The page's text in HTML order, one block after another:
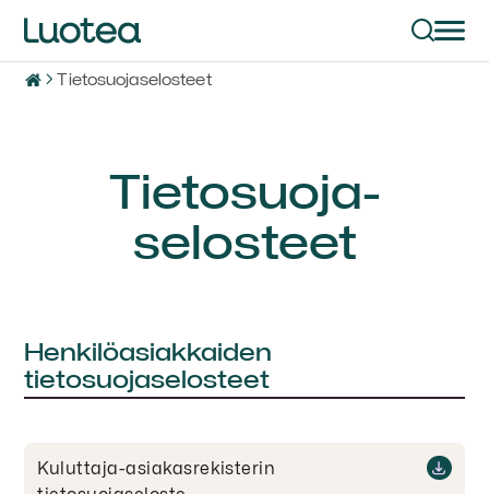
Tietosuojaselosteet
Tietosuoja­
selosteet
Henkilöasiakkaiden
tietosuojaselosteet
Kuluttaja-asiakasrekisterin